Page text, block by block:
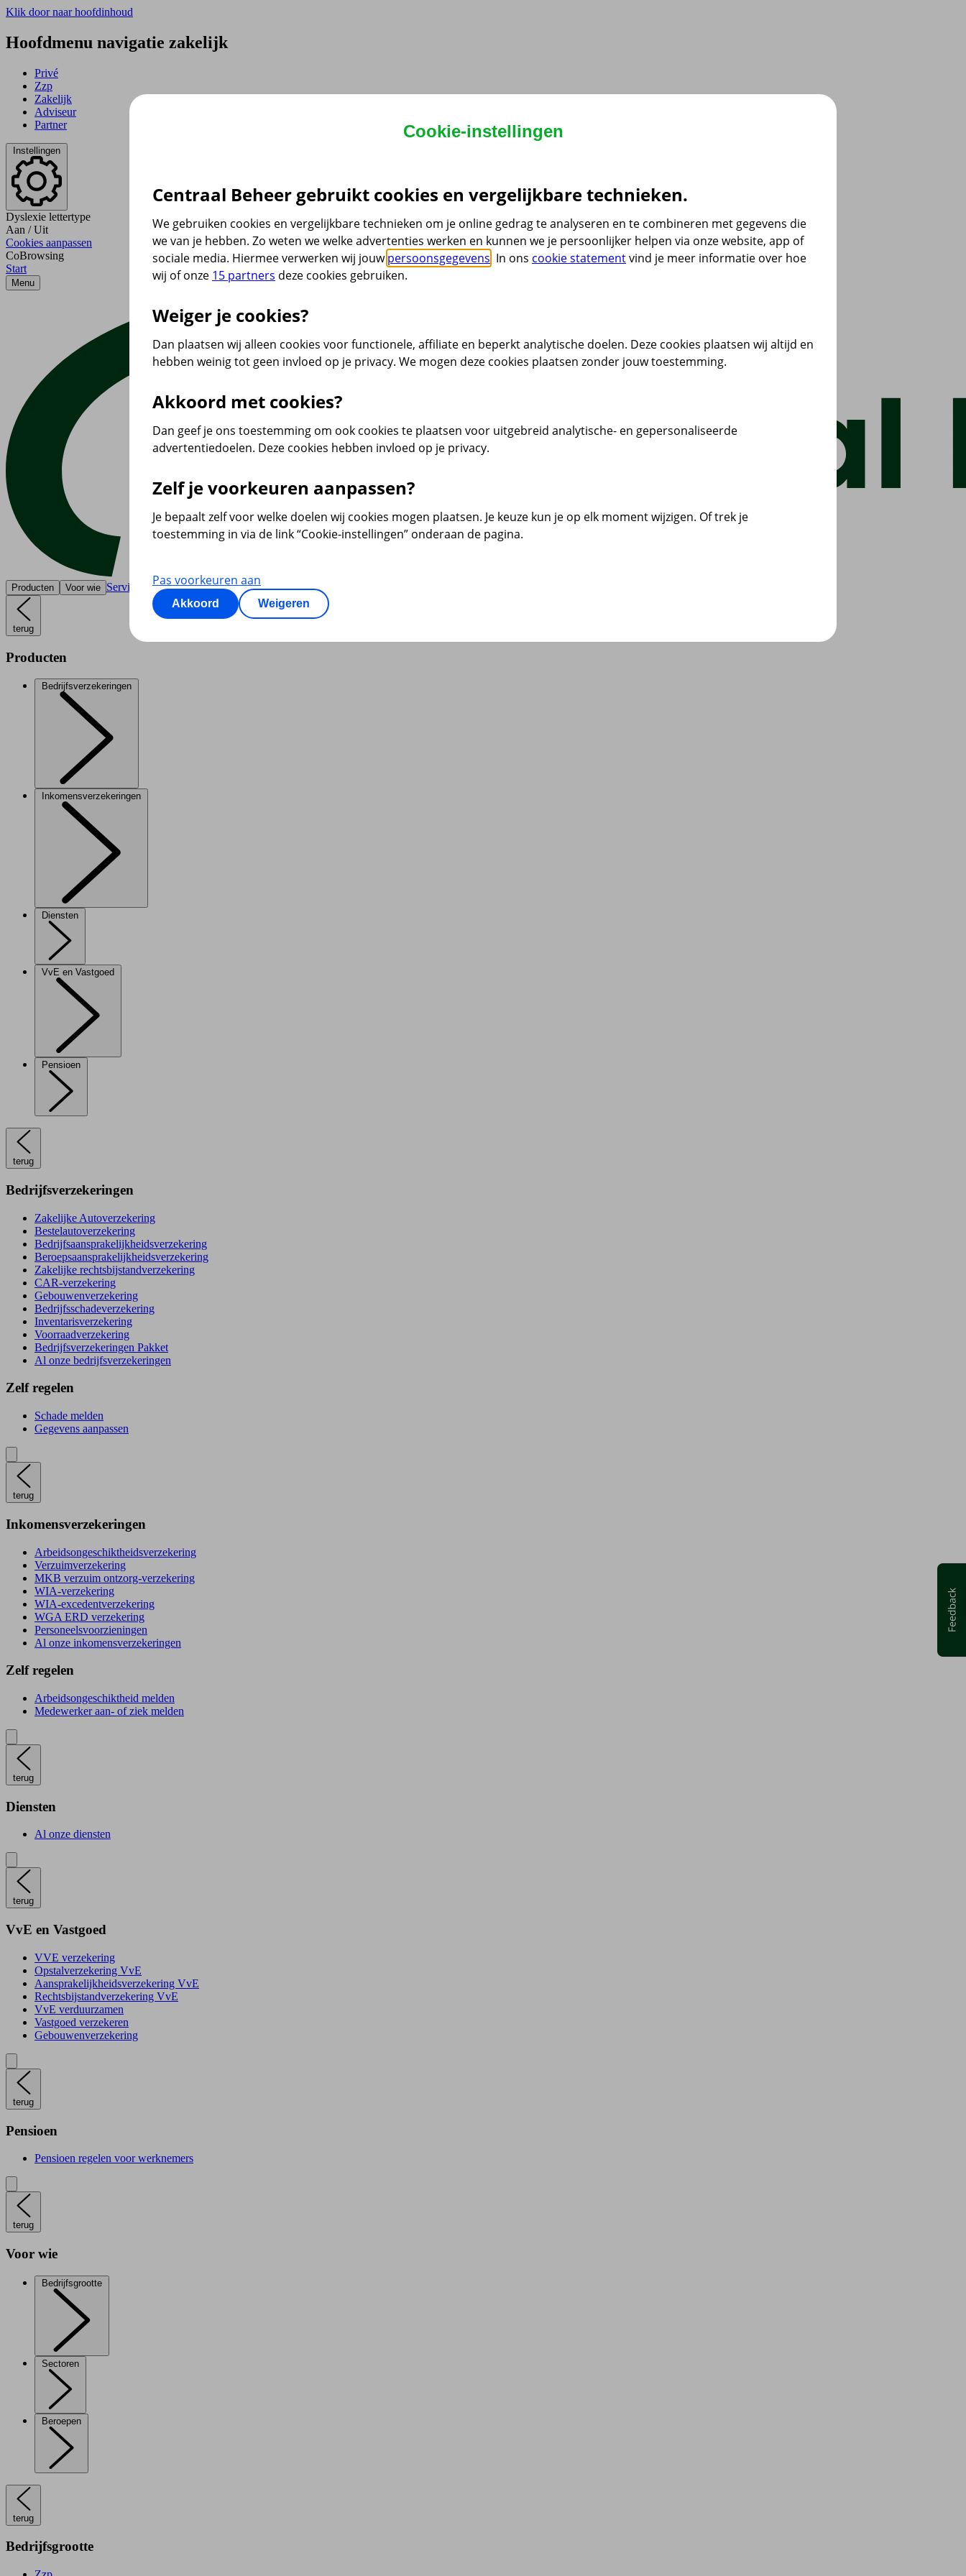
Klik door naar hoofdinhoud
Hoofdmenu navigatie zakelijk
Privé
Zzp
Zakelijk
Adviseur
Partner
Instellingen
Dyslexie lettertype
Aan / Uit
Cookies aanpassen
CoBrowsing
Start
Menu
Producten Voor wie Service & contact
terug
Producten
Bedrijfsverzekeringen
Inkomensverzekeringen
Diensten
VvE en Vastgoed
Pensioen
terug
Bedrijfsverzekeringen
Zakelijke Autoverzekering
Bestelautoverzekering
Bedrijfsaansprakelijkheidsverzekering
Beroepsaansprakelijkheidsverzekering
Zakelijke rechtsbijstandverzekering
CAR-verzekering
Gebouwenverzekering
Bedrijfsschadeverzekering
Inventarisverzekering
Voorraadverzekering
Bedrijfsverzekeringen Pakket
Al onze bedrijfsverzekeringen
Zelf regelen
Schade melden
Gegevens aanpassen
terug
Inkomensverzekeringen
Arbeidsongeschiktheidsverzekering
Verzuimverzekering
MKB verzuim ontzorg-verzekering
WIA-verzekering
WIA-excedentverzekering
WGA ERD verzekering
Personeelsvoorzieningen
Al onze inkomensverzekeringen
Zelf regelen
Arbeidsongeschiktheid melden
Medewerker aan- of ziek melden
terug
Diensten
Al onze diensten
terug
VvE en Vastgoed
VVE verzekering
Opstalverzekering VvE
Aansprakelijkheidsverzekering VvE
Rechtsbijstandverzekering VvE
VvE verduurzamen
Vastgoed verzekeren
Gebouwenverzekering
terug
Pensioen
Pensioen regelen voor werknemers
terug
Voor wie
Bedrijfsgrootte
Sectoren
Beroepen
terug
Bedrijfsgrootte
Cookie-instellingen
Centraal Beheer gebruikt cookies en vergelijkbare technieken.
We gebruiken cookies en vergelijkbare technieken om je online gedrag te analyseren en te combineren met gegevens die
we van je hebben. Zo weten we welke advertenties werken en kunnen we je persoonlijker helpen via onze website, app of
sociale media. Hiermee verwerken wij jouwpersoonsgegevens . In ons cookie statementvind je meer informatie over hoe
wij of onze 15 partners deze cookies gebruiken.
Weiger je cookies?
Dan plaatsen wij alleen cookies voor functionele, affiliate en beperkt analytische doelen. Deze cookies plaatsen wij altijd en
hebben weinig tot geen invloed op je privacy. We mogen deze cookies plaatsen zonder jouw toestemming.
Akkoord met cookies?
Dan geef je ons toestemming om ook cookies te plaatsen voor uitgebreid analytische- en gepersonaliseerde
advertentiedoelen. Deze cookies hebben invloed op je privacy.
Zelf je voorkeuren aanpassen?
Je bepaalt zelf voor welke doelen wij cookies mogen plaatsen. Je keuze kun je op elk moment wijzigen. Of trek je
toestemming in via de link “Cookie-instellingen” onderaan de pagina.
Pas voorkeuren aan
Akkoord Weigeren